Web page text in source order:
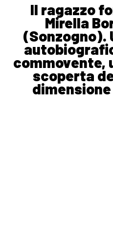
Il ragazzo
Mirella
(Sonzogno).
commovente,
scoperta